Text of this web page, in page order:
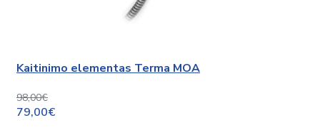
Kaitinimo elementas Terma MOA
98,00€
79,00€